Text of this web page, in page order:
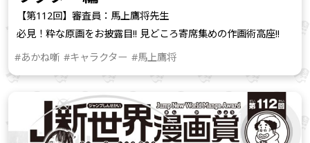
【第112回】審査員：馬上鷹将先生
必見！粋な原画をお披露目!! 見どころ寄席集めの作画術高座!!
#あかね噺 #キャラクター #馬上鷹将